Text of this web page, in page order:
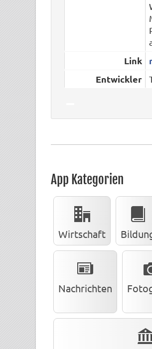
Link
Entwickler
App Kategorien
Wirtschaft
Nachrichten